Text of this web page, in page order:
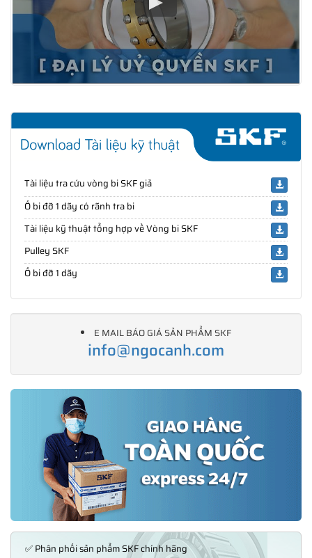
Tài liệu tra cứu vòng bi SKF giả
Ổ bi đỡ 1 dãy có rãnh tra bi
Tài liệu kỹ thuật tổng hợp về Vòng bi SKF
Pulley SKF
Ổ bi đỡ 1 dãy
E MAIL BÁO GIÁ SẢN PHẨM SKF
info@ngocanh.com
✅ Phân phối sản phẩm SKF chính hãng